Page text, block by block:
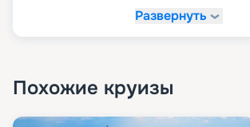
Развернуть
Похожие круизы